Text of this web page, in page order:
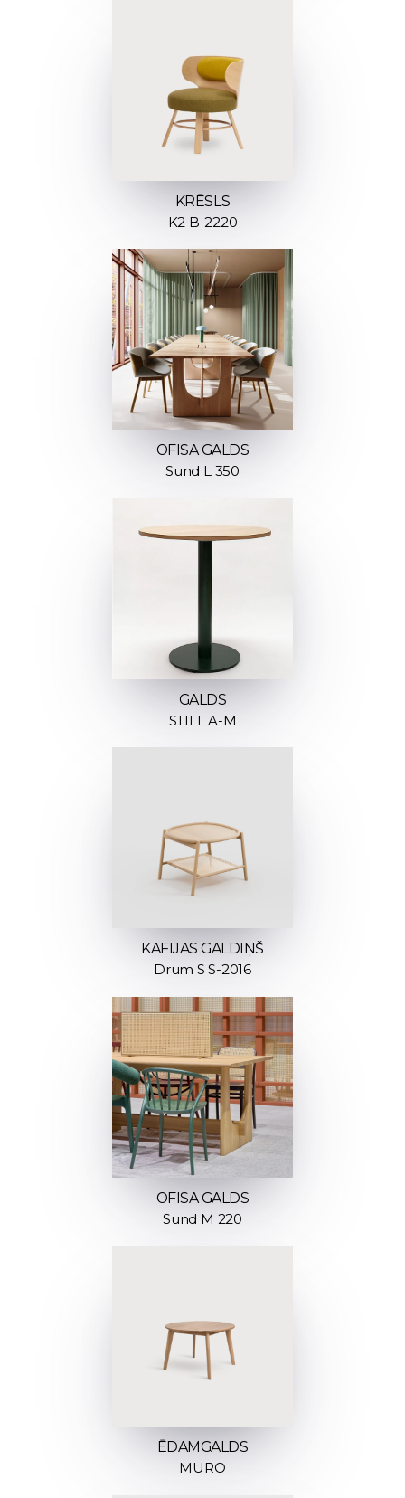
KRĒSLS
K2 B-2220
OFISA GALDS
Sund L 350
GALDS
STILL A-M
KAFIJAS GALDIŅŠ
Drum S S-2016
OFISA GALDS
Sund M 220
ĒDAMGALDS
MURO